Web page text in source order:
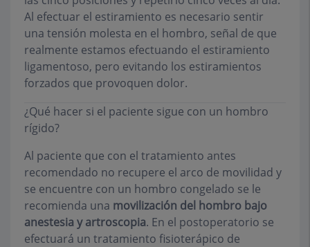
Al efectuar el estiramiento es necesario sentir
una tensión molesta en el hombro, señal de que
realmente estamos efectuando el estiramiento
ligamentoso, pero evitando los estiramientos
forzados que provoquen dolor.
¿Qué hacer si el paciente sigue con un hombro
rígido?
Al paciente que con el tratamiento antes
recomendado no recupere el arco de movilidad y
se encuentre con un hombro congelado se le
recomienda una movilización del hombro bajo
anestesia y artroscopia. En el postoperatorio se
efectuará un tratamiento fisioterápico de